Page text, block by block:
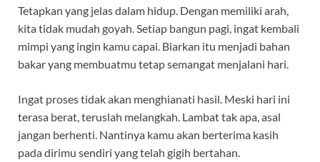
Tetapkan yang jelas dalam hidup. Dengan memiliki arah,
kita tidak mudah goyah. Setiap bangun pagi, ingat kembali
mimpi yang ingin kamu capai. Biarkan itu menjadi bahan
bakar yang membuatmu tetap semangat menjalani hari.
Ingat proses tidak akan menghianati hasil. Meski hari ini
terasa berat, teruslah melangkah. Lambat tak apa, asal
jangan berhenti. Nantinya kamu akan berterima kasih
pada dirimu sendiri yang telah gigih bertahan.